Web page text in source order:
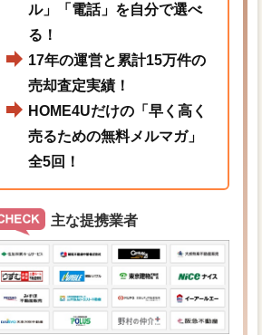
ル」「電話」を自分で選べ
る！
17年の運営と累計15万件の
売却査定実績！
HOME4Uだけの「早く高く
売るための無料メルマガ」
全5回！
主な提携業者